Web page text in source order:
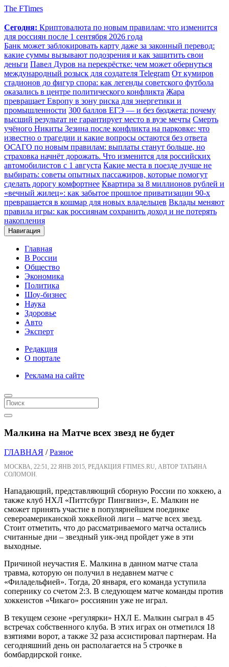
The FTimes
Сегодня: Криптовалюта по новым правилам: что изменится
для россиян после 1 сентября 2026 года
Банк может заблокировать карту даже за законный перевод:
какие суммы вызывают подозрения и как защитить свои
деньги Павел Дуров на перекрёстке: чем может обернуться
международный розыск для создателя Telegram От кумиров
стадионов до фигур спора: как легенды советского футбола
оказались в центре политического конфликта Жара
превращает Европу в зону риска для энергетики и
промышленности 300 баллов ЕГЭ — и без бюджета: почему
высший результат не гарантирует место в вузе мечты Смерть
учёного Никиты Зезина после конфликта на парковке: что
известно о трагедии и какие вопросы остаются без ответа
ОСАГО по новым правилам: выплаты станут больше, но
страховка начнёт дорожать. Что изменится для российских
автомобилистов с 1 августа Какие места в поезде лучше не
выбирать: советы опытных пассажиров, которые помогут
сделать дорогу комфортнее Квартира за 8 миллионов рублей и
«вечный жилец»: как забытое прошлое приватизации 90-х
превращается в кошмар для новых владельцев Вклады меняют
правила игры: как россиянам сохранить доход и не потерять
накопления
Навигация
Главная
В России
Общество
Экономика
Политика
Шоу-бизнес
Наука
Здоровье
Авто
Эксперт
Редакция
О портале
Реклама на сайте
Малкина на Матче всех звезд не будет
ГЛАВНАЯ /Разное
МОСКВА, 22:51, 22 ЯНВ 2015, РЕДАКЦИЯ FTIMES.RU, АВТОР ТАТЬЯНА
СОЛОМОН.
Нападающий, представляющий сборную России по хоккею, а
также клуб НХЛ «Питтсбург Пингвинз», Е. Малкин не
сможет принять участие в популярнейшем поединке
североамериканской хоккейной лиги – матче всех звезд.
Стоит отметить, что до рассматриваемого матча остались
считанные дни – звездный уик-энд пройдет уже в эти
выходные.
Причиной неучастия Е. Малкина в данном матче стала
травма, которую он получил в недавнем матче с
«Филадельфией». Тогда, 20 января, его команда уступила
сопернику со счетом 2:3. В следующем матче команды против
хоккеистов «Чикаго» россиянин уже не играл.
В текущем сезоне «регулярки» НХЛ Е. Малкин сыграл в 45
встречах собственного клуба. В этих играх он отметился 18
взятиями ворот, а также 32 раза ассистировал партнерам. На
сегодняшний день он располагается на 5 строчке в
бомбардирской гонке.